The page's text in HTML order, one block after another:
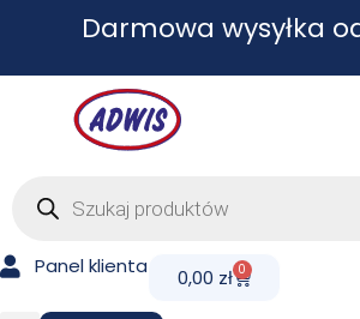
Darmowa wysyłka
Panel klienta 0,00 zł 0
Cart